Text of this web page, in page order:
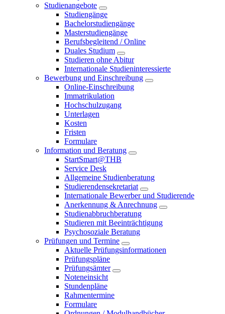
Studienangebote
Studiengänge
Bachelorstudiengänge
Masterstudiengänge
Berufsbegleitend / Online
Duales Studium
Studieren ohne Abitur
Internationale Studieninteressierte
Bewerbung und Einschreibung
Online-Einschreibung
Immatrikulation
Hochschulzugang
Unterlagen
Kosten
Fristen
Formulare
Information und Beratung
StartSmart@THB
Service Desk
Allgemeine Studienberatung
Studierendensekretariat
Internationale Bewerber und Studierende
Anerkennung & Anrechnung
Studienabbruchberatung
Studieren mit Beeinträchtigung
Psychosoziale Beratung
Prüfungen und Termine
Aktuelle Prüfungsinformationen
Prüfungspläne
Prüfungsämter
Noteneinsicht
Stundenpläne
Rahmentermine
Formulare